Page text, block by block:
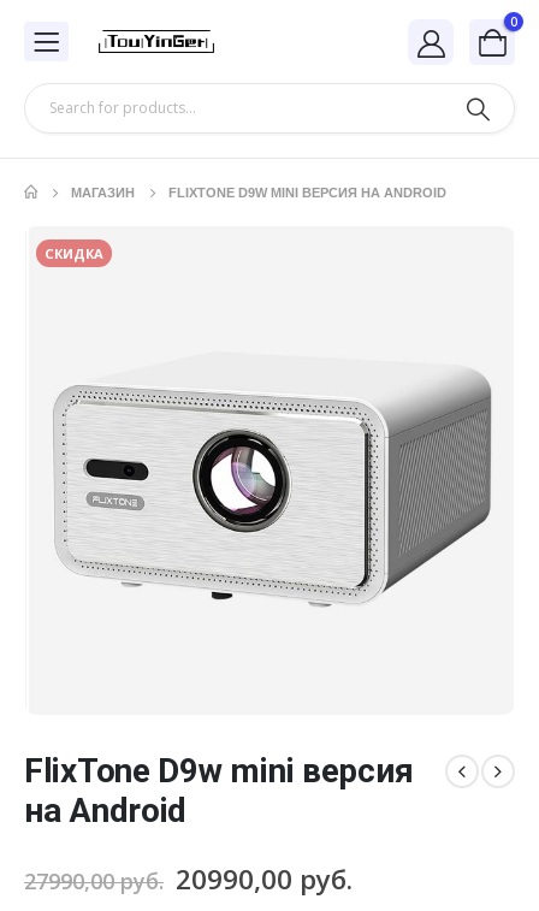
0
МАГАЗИН FLIXTONE D9W MINI ВЕРСИЯ НА ANDROID
СКИДКА
FlixTone D9w mini версия
на Android
27990,00руб. Первоначальная
20990,00 руб.Текущая